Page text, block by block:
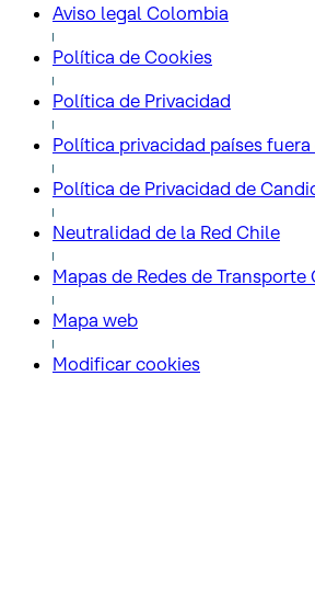
Aviso legal Colombia
Política de Cookies
Política de Privacidad
Política privacidad países fuera
Política de Privacidad de
Neutralidad de la Red Chile
Mapas de Redes de Transporte
Mapa web
Modificar cookies